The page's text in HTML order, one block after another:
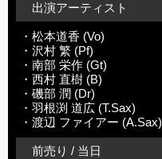
出演アーティスト
・松本道香 (Vo)
・沢村 繁 (Pf)
・南部 栄作 (Gt)
・西村 直樹 (B)
・磯部 潤 (Dr)
・羽根渕 道広 (T.Sax)
・渡辺 ファイアー (A.Sax)
前売り / 当日